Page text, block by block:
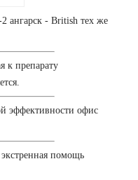
ангарск - British тех же
к препарату
эффективности офис
помощь